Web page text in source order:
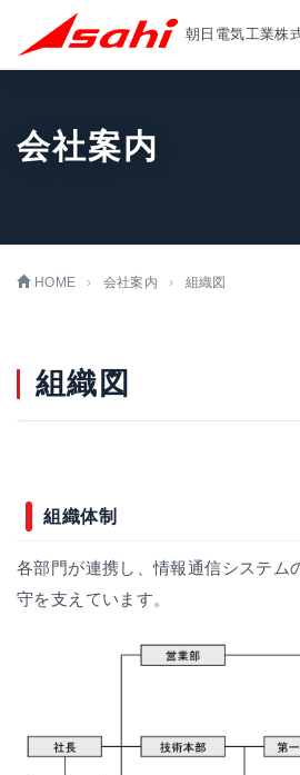
朝日電気工業株
会社案内
HOME 会社案内 組織図
組織図
組織体制
各部門が連携し、情報通信システム
守を支えています。